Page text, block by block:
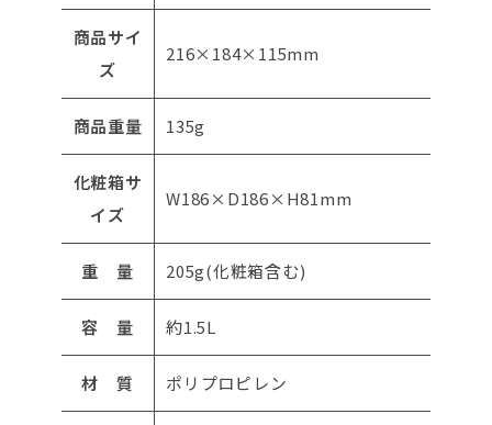
商品サイ
ズ
216×184×115mm
商品重量 135g
化粧箱サ
イズ
W186×D186×H81mm
重 量 205g(化粧箱含む)
容 量 約1.5L
材 質 ポリプロピレン